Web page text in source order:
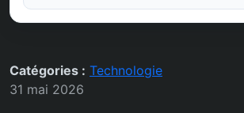
Catégories : Technologie
31 mai 2026